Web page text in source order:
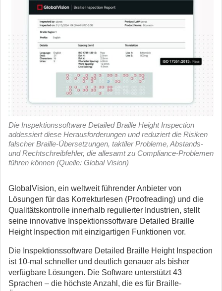
Die Inspektionssoftware Detailed Braille Height Inspection
addessiert diese Herausforderungen und reduziert die Risiken
falscher Braille-Übersetzungen, taktiler Probleme, Abstands-
und Rechtschreibfehler, die allesamt zu Compliance-Problemen
führen können (Quelle: Global Vision)
GlobalVision, ein weltweit führender Anbieter von
Lösungen für das Korrekturlesen (Proofreading) und die
Qualitätskontrolle innerhalb regulierter Industrien, stellt
seine innovative Inspektionssoftware Detailed Braille
Height Inspection mit einzigartigen Funktionen vor.
Die Inspektionssoftware Detailed Braille Height Inspection
ist 10-mal schneller und deutlich genauer als bisher
verfügbare Lösungen. Die Software unterstützt 43
Sprachen – die höchste Anzahl, die es für Braille-